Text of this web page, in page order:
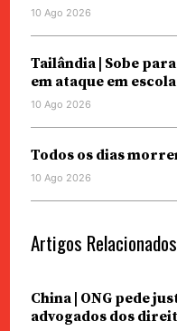
10 Ago 2026
Tailândia | Sobe
em ataque em escola
10 Ago 2026
Todos os dias
10 Ago 2026
Artigos Relacionados
China | ONG pede
advogados dos